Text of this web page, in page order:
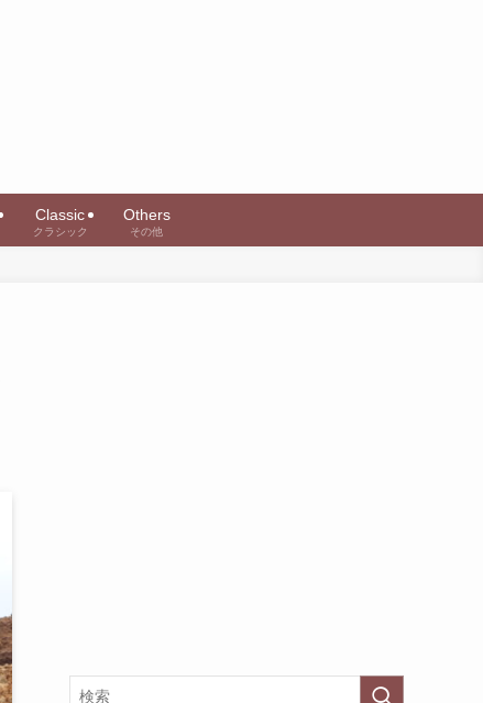
Classic
クラシック
Others
その他